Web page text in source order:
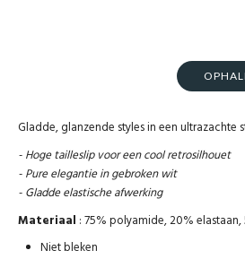
Gladde, glanzende styles in een ultrazachte
- Hoge tailleslip voor een cool retrosilhouet
- Pure elegantie in gebroken wit
- Gladde elastische afwerking
Materiaal : 75% polyamide, 20%
Niet bleken